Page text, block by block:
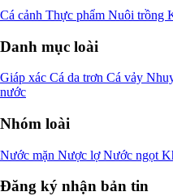
Cá cảnh Thực phẩm Nuôi trồng
Danh mục loài
Giáp xác Cá da trơn Cá vảy
nước
Nhóm loài
Nước mặn Nược lợNước ngọt
Đăng ký nhận bản tin